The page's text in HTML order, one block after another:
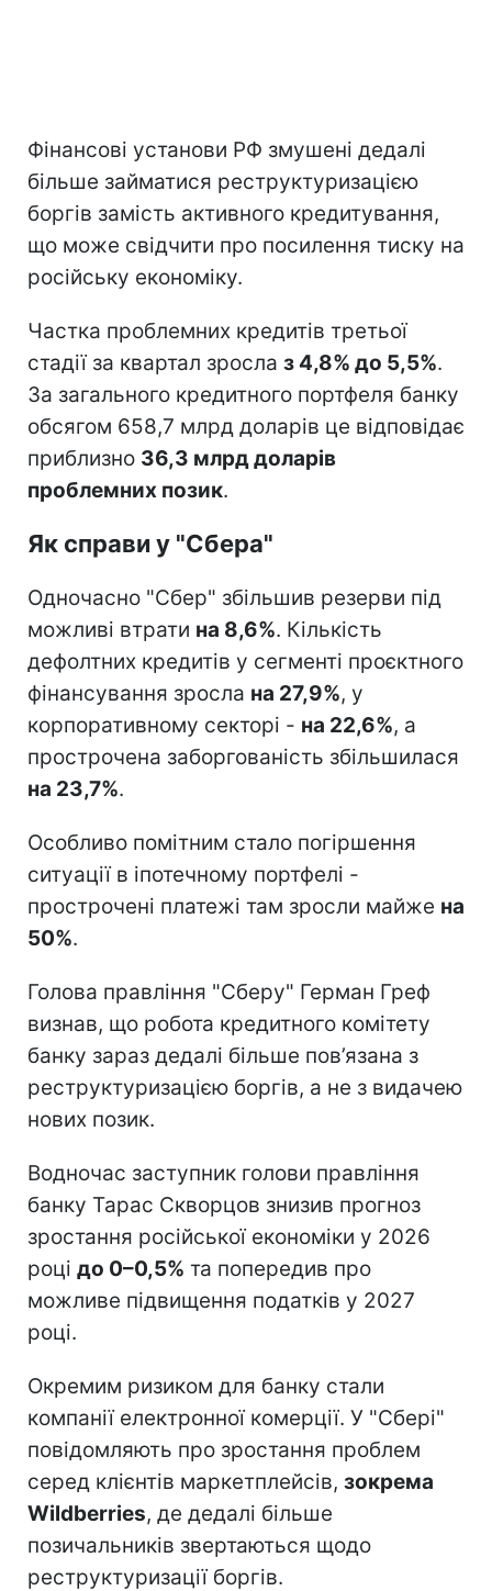
Фінансові установи РФ змушені дедалі
більше займатися реструктуризацією
боргів замість активного кредитування,
що може свідчити про посилення тиску на
російську економіку.
Частка проблемних кредитів третьої
стадії за квартал зросла з 4,8% до 5,5%.
За загального кредитного портфеля банку
обсягом 658,7 млрд доларів це відповідає
приблизно 36,3 млрд доларів
проблемних позик.
Як справи у "Сбера"
Одночасно "Сбер" збільшив резерви під
можливі втрати на 8,6%. Кількість
дефолтних кредитів у сегменті проєктного
фінансування зросла на 27,9%, у
корпоративному секторі - на 22,6%, а
прострочена заборгованість збільшилася
на 23,7%.
Особливо помітним стало погіршення
ситуації в іпотечному портфелі -
прострочені платежі там зросли майже на
50%.
Голова правління "Сберу" Герман Греф
визнав, що робота кредитного комітету
банку зараз дедалі більше пов’язана з
реструктуризацією боргів, а не з видачею
нових позик.
Водночас заступник голови правління
банку Тарас Скворцов знизив прогноз
зростання російської економіки у 2026
році до 0–0,5% та попередив про
можливе підвищення податків у 2027
році.
Окремим ризиком для банку стали
компанії електронної комерції. У "Сбері"
повідомляють про зростання проблем
серед клієнтів маркетплейсів, зокрема
Wildberries, де дедалі більше
позичальників звертаються щодо
реструктуризації боргів.